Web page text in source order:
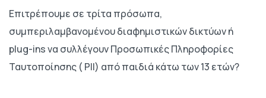
Επιτρέπουμε σε τρίτα πρόσωπα,
συμπεριλαμβανομένου διαφημιστικών δικτύων ή
plug-ins να συλλέγουν Προσωπικές Πληροφορίες
Ταυτοποίησης ( PII) από παιδιά κάτω των 13 ετών?